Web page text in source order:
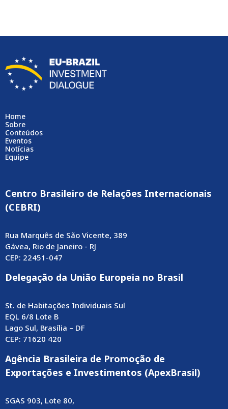
Home
Sobre
Conteúdos
Eventos
Notícias
Equipe
Centro Brasileiro de Relações Internacionais
(CEBRI)
Rua Marquês de São Vicente, 389
Gávea, Rio de Janeiro - RJ
CEP: 22451-047
Delegação da União Europeia no Brasil
St. de Habitações Individuais Sul
EQL 6/8 Lote B
Lago Sul, Brasília – DF
CEP: 71620 420
Agência Brasileira de Promoção de
Exportações e Investimentos (ApexBrasil)
SGAS 903, Lote 80,